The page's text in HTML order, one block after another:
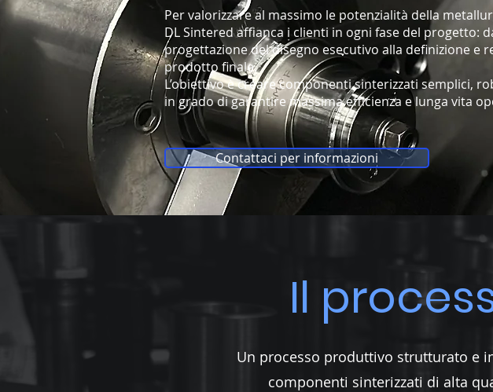
Per valorizzare al massimo le potenzialità della
DL Sintered affianca i clienti in ogni fase del progetto:
progettazione del disegno esecutivo alla definizione e
prodotto finale.
L’obiettivo è creare componenti sinterizzati semplici,
in grado di garantire massima efficienza e lunga vita
Contattaci per informazioni
Il
Un processo produttivo strutturato e
componenti sinterizzati di alta